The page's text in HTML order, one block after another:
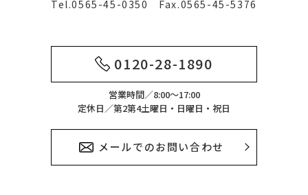
Tel.0565-45-0350 Fax.0565-45-5376
0120-28-1890
営業時間／8:00～17:00
定休日／第2第4土曜日・日曜日・祝日
メールでのお問い合わせ